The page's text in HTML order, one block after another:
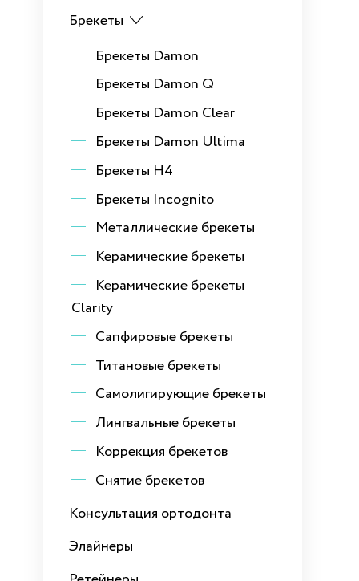
Брекеты
Брекеты Damon
Брекеты Damon Q
Брекеты Damon Clear
Брекеты Damon Ultima
Брекеты H4
Брекеты Incognito
Металлические брекеты
Керамические брекеты
Керамические брекеты
Clarity
Сапфировые брекеты
Титановые брекеты
Самолигирующие брекеты
Лингвальные брекеты
Коррекция брекетов
Снятие брекетов
Консультация ортодонта
Элайнеры